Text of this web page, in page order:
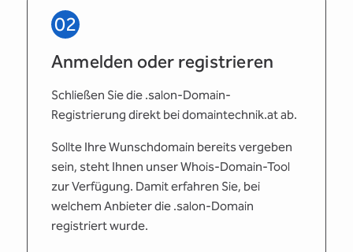
02
Anmelden oder registrieren
Schließen Sie die .salon-Domain-
Registrierung direkt bei domaintechnik.at ab.
Sollte Ihre Wunschdomain bereits vergeben
sein, steht Ihnen unser Whois-Domain-Tool
zur Verfügung. Damit erfahren Sie, bei
welchem Anbieter die .salon-Domain
registriert wurde.